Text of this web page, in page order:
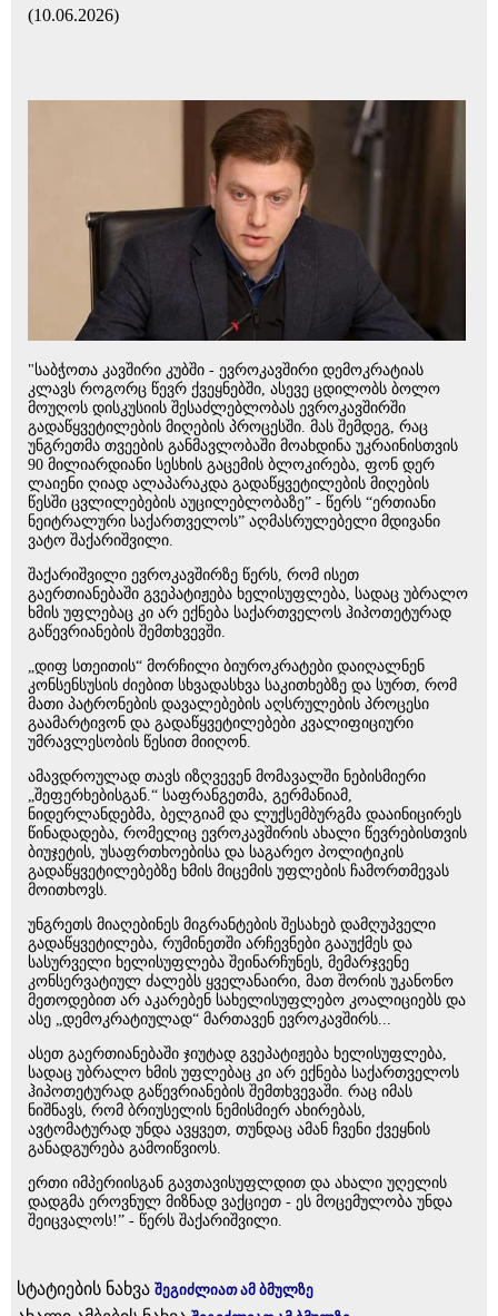
(10.06.2026)
"საბჭოთა კავშირი კუბში - ევროკავშირი დემოკრატიას
კლავს როგორც წევრ ქვეყნებში, ასევე ცდილობს ბოლო
მოუღოს დისკუსიის შესაძლებლობას ევროკავშირში
გადაწყვეტილების მიღების პროცესში. მას შემდეგ, რაც
უნგრეთმა თვეების განმავლობაში მოახდინა უკრაინისთვის
90 მილიარდიანი სესხის გაცემის ბლოკირება, ფონ დერ
ლაიენი ღიად ალაპარაკდა გადაწყვეტილების მიღების
წესში ცვლილებების აუცილებლობაზე” - წერს “ერთიანი
ნეიტრალური საქართველოს” აღმასრულებელი მდივანი
ვატო შაქარიშვილი.
შაქარიშვილი ევროკავშირზე წერს, რომ ისეთ
გაერთიანებაში გვეპატიჟება ხელისუფლება, სადაც უბრალო
ხმის უფლებაც კი არ ექნება საქართველოს ჰიპოთეტურად
გაწევრიანების შემთხვევში.
„დიფ სთეითის“ მორჩილი ბიუროკრატები დაიღალნენ
კონსენსუსის ძიებით სხვადასხვა საკითხებზე და სურთ, რომ
მათი პატრონების დავალებების აღსრულების პროცესი
გაამარტივონ და გადაწყვეტილებები კვალიფიციური
უმრავლესობის წესით მიიღონ.
ამავდროულად თავს იზღვევენ მომავალში ნებისმიერი
„შეფერხებისგან.“ საფრანგეთმა, გერმანიამ,
ნიდერლანდებმა, ბელგიამ და ლუქსემბურგმა დააინიცირეს
წინადადება, რომელიც ევროკავშირის ახალი წევრებისთვის
ბიუჯეტის, უსაფრთხოებისა და საგარეო პოლიტიკის
გადაწყვეტილებებზე ხმის მიცემის უფლების ჩამორთმევას
მოითხოვს.
უნგრეთს მიაღებინეს მიგრანტების შესახებ დამღუპველი
გადაწყვეტილება, რუმინეთში არჩევნები გააუქმეს და
სასურველი ხელისუფლება შეინარჩუნეს, მემარჯვენე
კონსერვატიულ ძალებს ყველანაირი, მათ შორის უკანონო
მეთოდებით არ აკარებენ სახელისუფლებო კოალიციებს და
ასე „დემოკრატიულად“ მართავენ ევროკავშირს...
ასეთ გაერთიანებაში ჯიუტად გვეპატიჟება ხელისუფლება,
სადაც უბრალო ხმის უფლებაც კი არ ექნება საქართველოს
ჰიპოთეტურად გაწევრიანების შემთხვევაში. რაც იმას
ნიშნავს, რომ ბრიუსელის ნემისმიერ ახირებას,
ავტომატურად უნდა ავყვეთ, თუნდაც ამან ჩვენი ქვეყნის
განადგურება გამოიწვიოს.
ერთი იმპერიისგან გავთავისუფლდით და ახალი უღელის
დადგმა ეროვნულ მიზნად ვაქციეთ - ეს მოცემულობა უნდა
შეიცვალოს!” - წერს შაქარიშვილი.
სტატიების ნახვა შეგიძლიათ ამ ბმულზე